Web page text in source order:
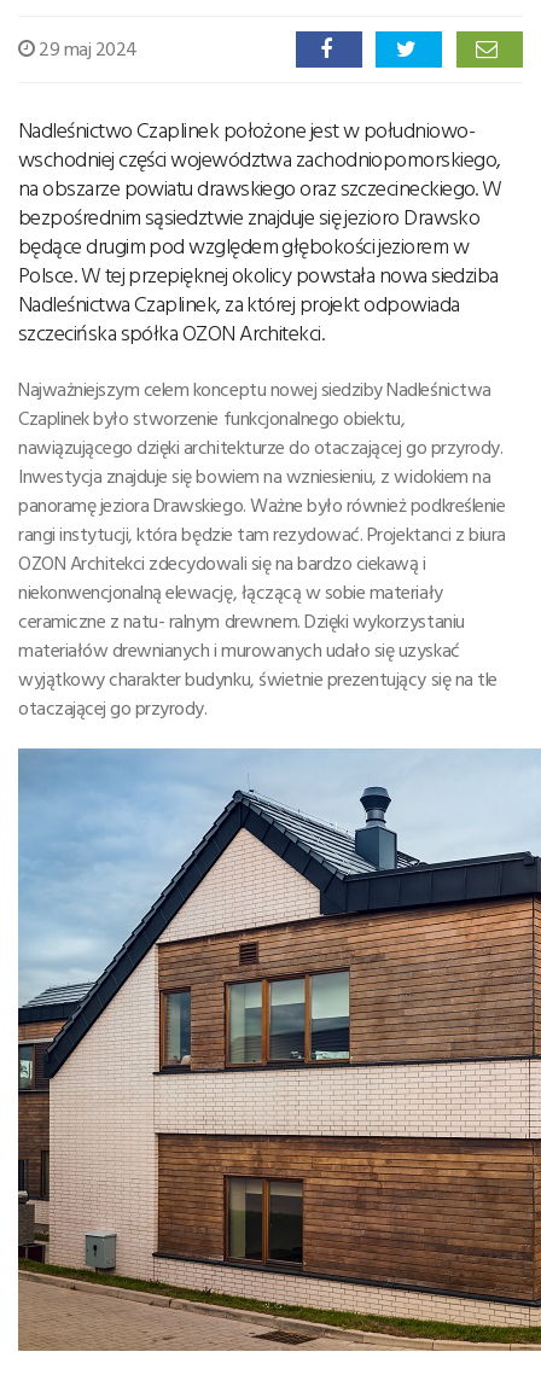
29 maj 2024
Nadleśnictwo Czaplinek położone jest w południowo-
wschodniej części województwa zachodniopomorskiego,
na obszarze powiatu drawskiego oraz szczecineckiego. W
bezpośrednim sąsiedztwie znajduje się jezioro Drawsko
będące drugim pod względem głębokości jeziorem w
Polsce. W tej przepięknej okolicy powstała nowa siedziba
Nadleśnictwa Czaplinek, za której projekt odpowiada
szczecińska spółka OZON Architekci.
Najważniejszym celem konceptu nowej siedziby Nadleśnictwa
Czaplinek było stworzenie funkcjonalnego obiektu,
nawiązującego dzięki architekturze do otaczającej go przyrody.
Inwestycja znajduje się bowiem na wzniesieniu, z widokiem na
panoramę jeziora Drawskiego. Ważne było również podkreślenie
rangi instytucji, która będzie tam rezydować. Projektanci z biura
OZON Architekci zdecydowali się na bardzo ciekawą i
niekonwencjonalną elewację, łączącą w sobie materiały
ceramiczne z natu- ralnym drewnem. Dzięki wykorzystaniu
materiałów drewnianych i murowanych udało się uzyskać
wyjątkowy charakter budynku, świetnie prezentujący się na tle
otaczającej go przyrody.